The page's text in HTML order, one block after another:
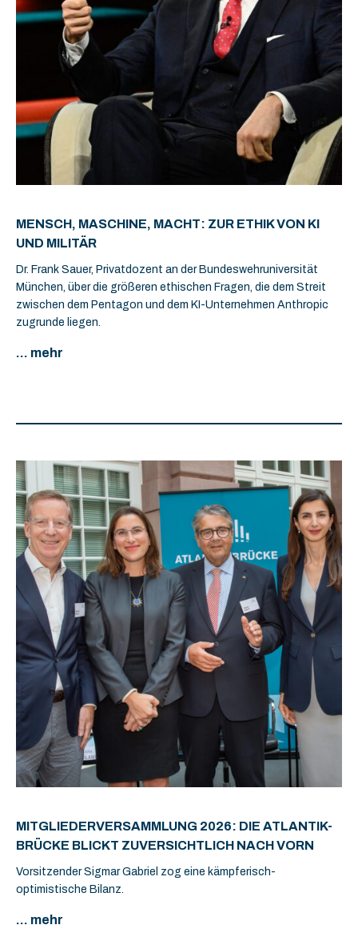
MENSCH, MASCHINE, MACHT: ZUR ETHIK VON KI
UND MILITÄR
Dr. Frank Sauer, Privatdozent an der Bundeswehruniversität
München, über die größeren ethischen Fragen, die dem Streit
zwischen dem Pentagon und dem KI-Unternehmen Anthropic
zugrunde liegen.
... mehr
MITGLIEDERVERSAMMLUNG 2026: DIE ATLANTIK-
BRÜCKE BLICKT ZUVERSICHTLICH NACH VORN
Vorsitzender Sigmar Gabriel zog eine kämpferisch-
optimistische Bilanz.
... mehr